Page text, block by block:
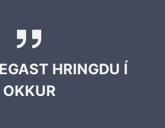
HRINGDU Í
OKKUR